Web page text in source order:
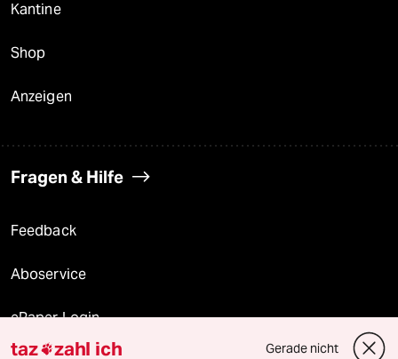
Kantine
Shop
Anzeigen
Fragen & Hilfe
Feedback
Aboservice
ePaper Login
taz zahl ich Gerade nicht